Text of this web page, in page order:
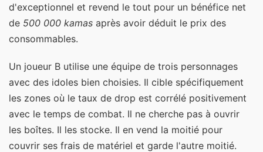
d'exceptionnel et revend le tout pour un bénéfice net
de 500 000 kamas après avoir déduit le prix des
consommables.
Un joueur B utilise une équipe de trois personnages
avec des idoles bien choisies. Il cible spécifiquement
les zones où le taux de drop est corrélé positivement
avec le temps de combat. Il ne cherche pas à ouvrir
les boîtes. Il les stocke. Il en vend la moitié pour
couvrir ses frais de matériel et garde l'autre moitié.